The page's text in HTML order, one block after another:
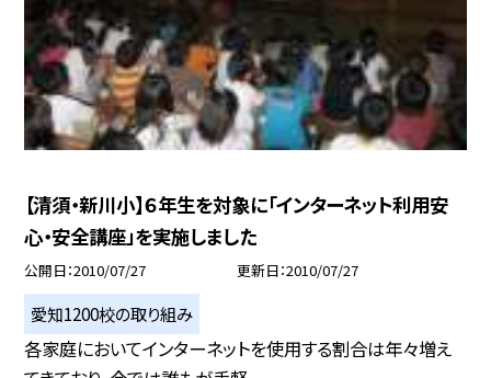
【清須・新川小】６年生を対象に「インターネット利用安
心・安全講座」を実施しました
公開日 2010/07/27 更新日 2010/07/27
愛知1200校の取り組み
各家庭においてインターネットを使用する割合は年々増え